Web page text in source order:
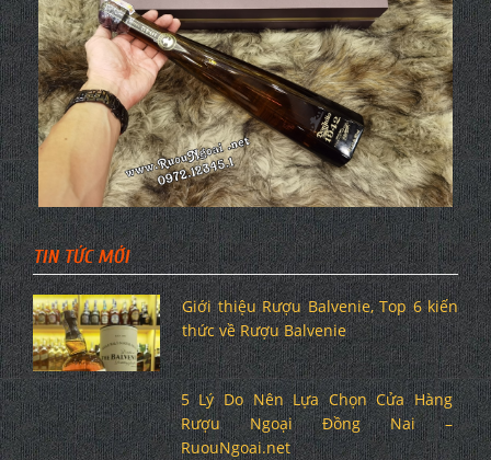
TIN TỨC MỚI
Giới thiệu Rượu Balvenie, Top 6 kiến
thức về Rượu Balvenie
5 Lý Do Nên Lựa Chọn Cửa Hàng
Rượu Ngoại Đồng Nai –
RuouNgoai.net